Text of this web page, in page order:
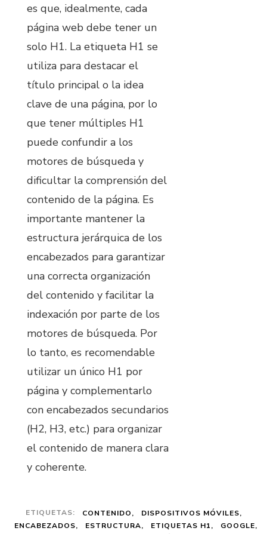
es que, idealmente, cada
página web debe tener un
solo H1. La etiqueta H1 se
utiliza para destacar el
título principal o la idea
clave de una página, por lo
que tener múltiples H1
puede confundir a los
motores de búsqueda y
dificultar la comprensión del
contenido de la página. Es
importante mantener la
estructura jerárquica de los
encabezados para garantizar
una correcta organización
del contenido y facilitar la
indexación por parte de los
motores de búsqueda. Por
lo tanto, es recomendable
utilizar un único H1 por
página y complementarlo
con encabezados secundarios
(H2, H3, etc.) para organizar
el contenido de manera clara
y coherente.
ETIQUETAS: CONTENIDO
DISPOSITIVOS MÓVILES
ENCABEZADOS
ESTRUCTURA ETIQUETAS H1
GOOGLE